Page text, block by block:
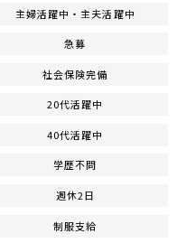
主婦活躍中・主夫活躍中
急募
社会保険完備
20代活躍中
40代活躍中
学歴不問
週休2日
制服支給